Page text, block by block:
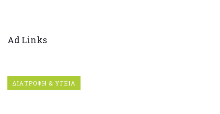
Ad Links
ΔΙΑΤΡΟΦΗ & ΥΓΕΙΑ